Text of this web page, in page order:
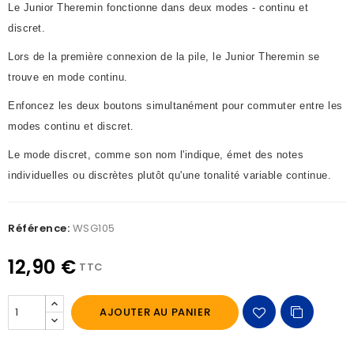
Le Junior Theremin fonctionne dans deux modes - continu et
discret.
Lors de la première connexion de la pile, le Junior Theremin se
trouve en mode continu.
Enfoncez les deux boutons simultanément pour commuter entre les
modes continu et discret.
Le mode discret, comme son nom l'indique, émet des notes
individuelles ou discrètes plutôt qu'une tonalité variable continue.
Référence: WSG105
12,90 € TTC
AJOUTER AU PANIER